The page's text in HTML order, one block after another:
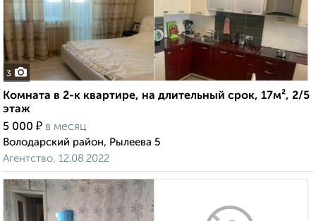
3
Комната в 2-к квартире, на длительный срок, 17м², 2/5
этаж
5 000 ₽ в месяц
Володарский район, Рылеева 5
Агентство, 12.08.2022